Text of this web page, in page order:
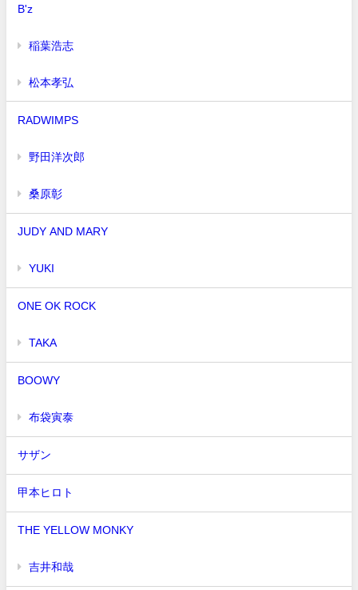
B'z
稲葉浩志
松本孝弘
RADWIMPS
野田洋次郎
桑原彰
JUDY AND MARY
YUKI
ONE OK ROCK
TAKA
BOOWY
布袋寅泰
サザン
甲本ヒロト
THE YELLOW MONKY
吉井和哉